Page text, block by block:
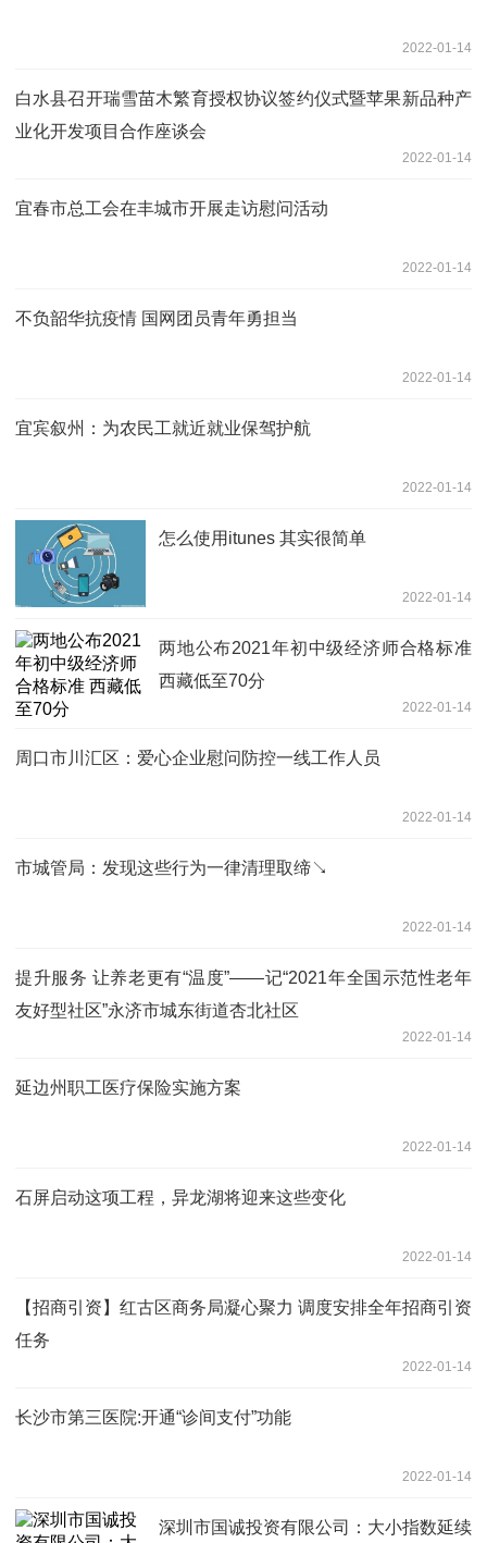
2022-01-14
白水县召开瑞雪苗木繁育授权协议签约仪式暨苹果新品种产
业化开发项目合作座谈会
2022-01-14
宜春市总工会在丰城市开展走访慰问活动
2022-01-14
不负韶华抗疫情 国网团员青年勇担当
2022-01-14
宜宾叙州：为农民工就近就业保驾护航
2022-01-14
怎么使用itunes 其实很简单
2022-01-14
两地公布2021年初中级经济师合格标准
西藏低至70分
2022-01-14
周口市川汇区：爱心企业慰问防控一线工作人员
2022-01-14
市城管局：发现这些行为一律清理取缔↘
2022-01-14
提升服务 让养老更有“温度”——记“2021年全国示范性老年
友好型社区”永济市城东街道杏北社区
2022-01-14
延边州职工医疗保险实施方案
2022-01-14
石屏启动这项工程，异龙湖将迎来这些变化
2022-01-14
【招商引资】红古区商务局凝心聚力 调度安排全年招商引资
任务
2022-01-14
长沙市第三医院:开通“诊间支付”功能
2022-01-14
深圳市国诚投资有限公司：大小指数延续